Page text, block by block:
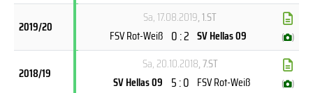
2019/20
Sa, 17.08.2019, 1.ST
FSV Rot-Weiß 0 : 2 SV Hellas 09 ( )
2018/19
Sa, 20.10.2018, 7.ST
SV Hellas 09 5 : 0 FSV Rot-Weiß ( )